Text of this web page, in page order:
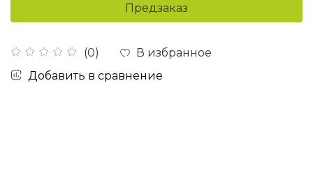
(0)
В избранное
Добавить в сравнение
Предзаказ